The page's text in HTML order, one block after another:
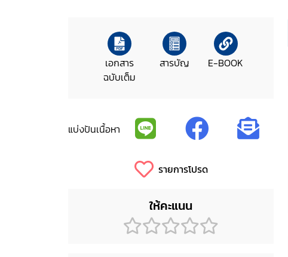
เอกสาร
ฉบับเต็ม
สารบัญ E-BOOK
แบ่งปันเนื้อหา
รายการโปรด
ให้คะแนน